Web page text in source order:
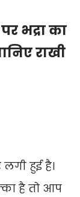
भद्रा का
राखी
हुई है।
है तो आप